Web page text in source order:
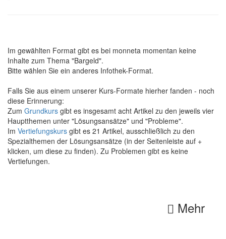
Im gewählten Format gibt es bei monneta momentan keine
Inhalte zum Thema "Bargeld".
Bitte wählen Sie ein anderes Infothek-Format.
Falls Sie aus einem unserer Kurs-Formate hierher fanden - noch
diese Erinnerung:
Zum Grundkurs gibt es insgesamt acht Artikel zu den jeweils vier
Hauptthemen unter "Lösungsansätze" und "Probleme".
Im Vertiefungskurs gibt es 21 Artikel, ausschließlich zu den
Spezialthemen der Lösungsansätze (in der Seitenleiste auf +
klicken, um diese zu finden). Zu Problemen gibt es keine
Vertiefungen.
Mehr